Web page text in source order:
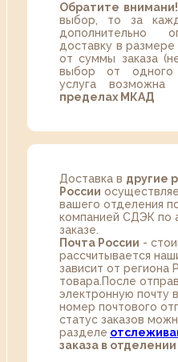
Обратите внимани!
выбор, то за
дополнительно
доставку в
от суммы заказа
выбор от одного
услуга возможна
пределах МКАД
Доставка в другие
России
вашего отделения
компанией СДЭК по
заказе.
Почта России -
рассчитывается
зависит от региона
товара.После
электронную почту
номер почтового
статус заказов
разделе
заказа в